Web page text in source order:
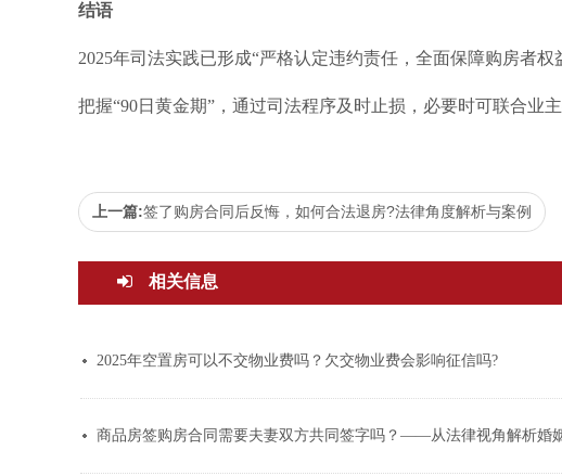
结语
2025年司法实践已形成“严格认定违约责任，全面保障购房者
把握“90日黄金期”，通过司法程序及时止损，必要时可联合业
上一篇:签了购房合同后反悔，如何合法退房?法律角度解析与案例
相关信息
2025年空置房可以不交物业费吗？欠交物业费会影响征信吗?
商品房签购房合同需要夫妻双方共同签字吗？——从法律视角解析婚